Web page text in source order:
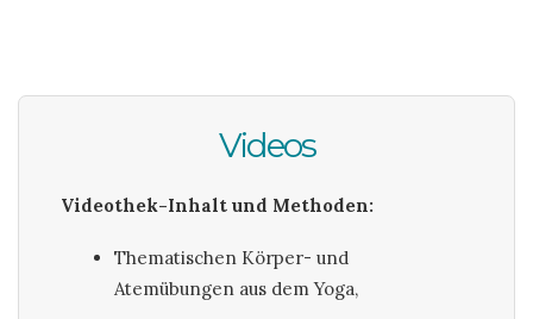
Videos
Videothek-Inhalt und Methoden:
Thematischen Körper- und
Atemübungen aus dem Yoga,